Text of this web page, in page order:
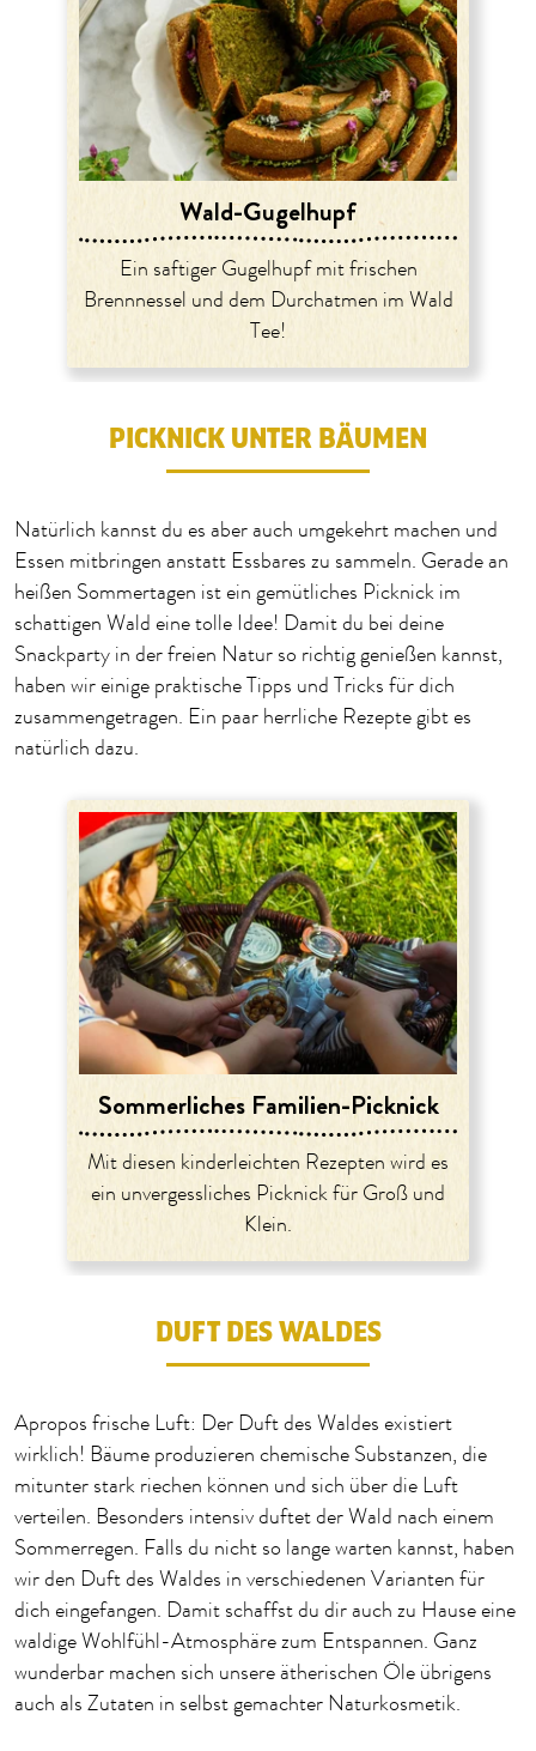
Wald-Gugelhupf
Ein saftiger Gugelhupf mit frischen
Brennnessel und dem Durchatmen im Wald
Tee!
PICKNICK UNTER BÄUMEN
Natürlich kannst du es aber auch umgekehrt machen und
Essen mitbringen anstatt Essbares zu sammeln. Gerade an
heißen Sommertagen ist ein gemütliches Picknick im
schattigen Wald eine tolle Idee! Damit du bei deine
Snackparty in der freien Natur so richtig genießen kannst,
haben wir einige praktische Tipps und Tricks für dich
zusammengetragen. Ein paar herrliche Rezepte gibt es
natürlich dazu.
Sommerliches Familien-Picknick
Mit diesen kinderleichten Rezepten wird es
ein unvergessliches Picknick für Groß und
Klein.
DUFT DES WALDES
Apropos frische Luft: Der Duft des Waldes existiert
wirklich! Bäume produzieren chemische Substanzen, die
mitunter stark riechen können und sich über die Luft
verteilen. Besonders intensiv duftet der Wald nach einem
Sommerregen. Falls du nicht so lange warten kannst, haben
wir den Duft des Waldes in verschiedenen Varianten für
dich eingefangen. Damit schaffst du dir auch zu Hause eine
waldige Wohlfühl-Atmosphäre zum Entspannen. Ganz
wunderbar machen sich unsere ätherischen Öle übrigens
auch als Zutaten in selbst gemachter Naturkosmetik.